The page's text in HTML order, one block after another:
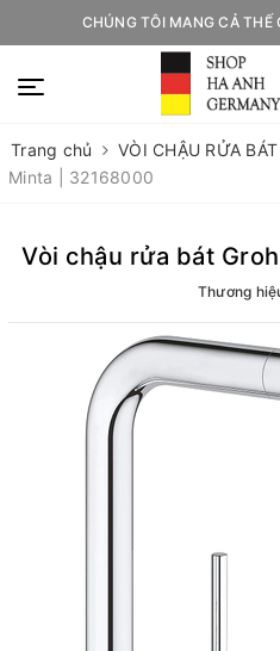
CHÚNG TÔI MANG CẢ THẾ
Trang chủ VÒI CHẬU RỬA BÁT
Minta | 32168000
Vòi chậu rửa bát
Thương